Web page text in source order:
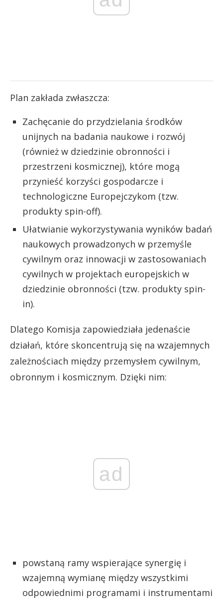
Plan zakłada zwłaszcza:
Zachęcanie do przydzielania środków
unijnych na badania naukowe i rozwój
(również w dziedzinie obronności i
przestrzeni kosmicznej), które mogą
przynieść korzyści gospodarcze i
technologiczne Europejczykom (tzw.
produkty spin-off).
Ułatwianie wykorzystywania wyników badań
naukowych prowadzonych w przemyśle
cywilnym oraz innowacji w zastosowaniach
cywilnych w projektach europejskich w
dziedzinie obronności (tzw. produkty spin-
in).
Dlatego Komisja zapowiedziała jedenaście
działań, które skoncentrują się na wzajemnych
zależnościach między przemysłem cywilnym,
obronnym i kosmicznym. Dzięki nim:
ad
powstaną ramy wspierające synergię i
wzajemną wymianę między wszystkimi
odpowiednimi programami i instrumentami